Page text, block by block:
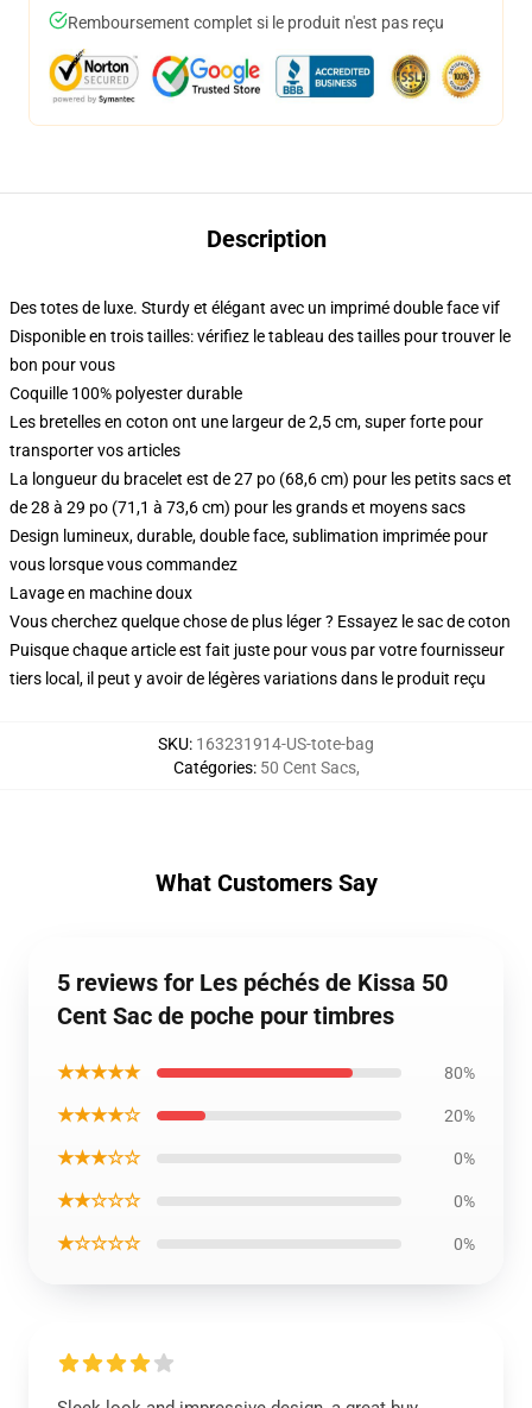
Remboursement complet si le produit n'est pas reçu
Description
Des totes de luxe. Sturdy et élégant avec un imprimé double face vif
Disponible en trois tailles: vérifiez le tableau des tailles pour trouver le
bon pour vous
Coquille 100% polyester durable
Les bretelles en coton ont une largeur de 2,5 cm, super forte pour
transporter vos articles
La longueur du bracelet est de 27 po (68,6 cm) pour les petits sacs et
de 28 à 29 po (71,1 à 73,6 cm) pour les grands et moyens sacs
Design lumineux, durable, double face, sublimation imprimée pour
vous lorsque vous commandez
Lavage en machine doux
Vous cherchez quelque chose de plus léger ? Essayez le sac de coton
Puisque chaque article est fait juste pour vous par votre fournisseur
tiers local, il peut y avoir de légères variations dans le produit reçu
SKU: 163231914-US-tote-bag
Catégories: 50 Cent Sacs,
What Customers Say
5 reviews for Les péchés de Kissa 50
Cent Sac de poche pour timbres
★★★★★ 80%
★★★★☆ 20%
★★★☆☆ 0%
★★☆☆☆ 0%
★☆☆☆☆ 0%